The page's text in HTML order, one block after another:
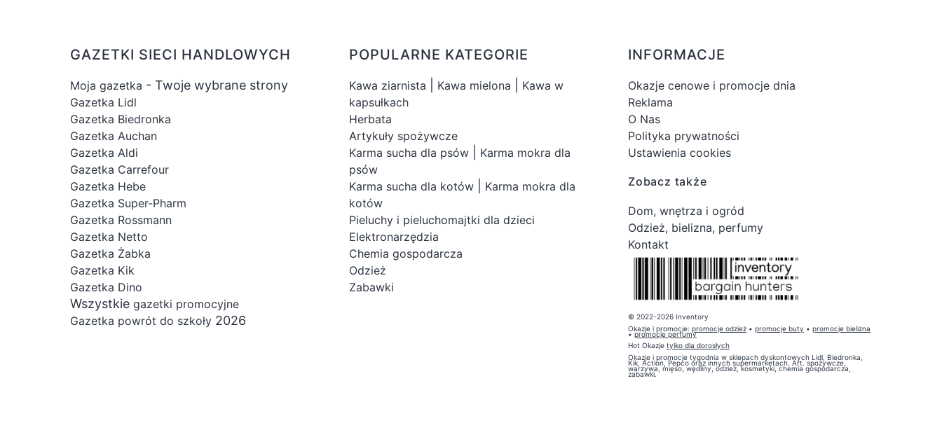
GAZETKI SIECI HANDLOWYCH
Moja gazetka - Twoje wybrane strony
Gazetka Lidl
Gazetka Biedronka
Gazetka Auchan
Gazetka Aldi
Gazetka Carrefour
Gazetka Hebe
Gazetka Super-Pharm
Gazetka Rossmann
Gazetka Netto
Gazetka Żabka
Gazetka Kik
Gazetka Dino
Wszystkie gazetki promocyjne
Gazetka powrót do szkoły 2026
POPULARNE KATEGORIE
Kawa ziarnista Kawa mielona
Kawa w
kapsułkach
Herbata
Artykuły spożywcze
Karma sucha dla psów
Karma mokra dla
psów
Karma sucha dla kotów
Karma mokra dla
kotów
Pieluchy i pieluchomajtki dla dzieci
Elektronarzędzia
Chemia gospodarcza
Odzież
Zabawki
INFORMACJE
Okazje cenowe i promocje dnia
Reklama
O Nas
Polityka prywatności
Ustawienia cookies
Zobacz także
Dom, wnętrza i ogród
Odzież, bielizna, perfumy
Kontakt
© 2022-2026 Inventory
Okazje i promocje: promocje odzież • promocje buty • promocje bielizna
•promocje perfumy
Hot Okazje tylko dla dorosłych
Okazje i promocje tygodnia w sklepach dyskontowych Lidl, Biedronka,
Kik, Action, Pepco oraz innych supermarketach. Art. spożywcze,
warzywa, mięso, wędliny, odzież, kosmetyki, chemia gospodarcza,
zabawki.